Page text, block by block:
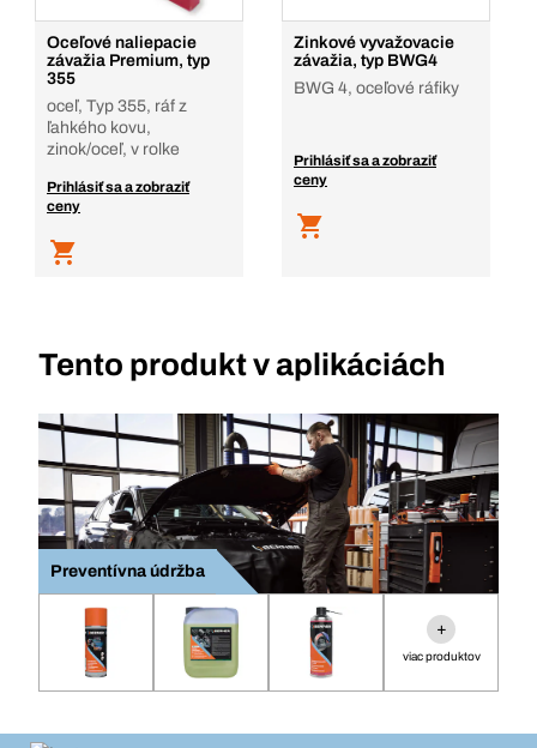
Oceľové naliepacie
závažia Premium, typ
355
oceľ, Typ 355, ráf z
ľahkého kovu,
zinok/oceľ, v rolke
Prihlásiť sa a zobraziť
ceny
Zinkové vyvažovacie
závažia, typ BWG4
BWG 4, oceľové ráfiky
Prihlásiť sa a zobraziť
ceny
Tento produkt v aplikáciách
Preventívna údržba
+
viac produktov